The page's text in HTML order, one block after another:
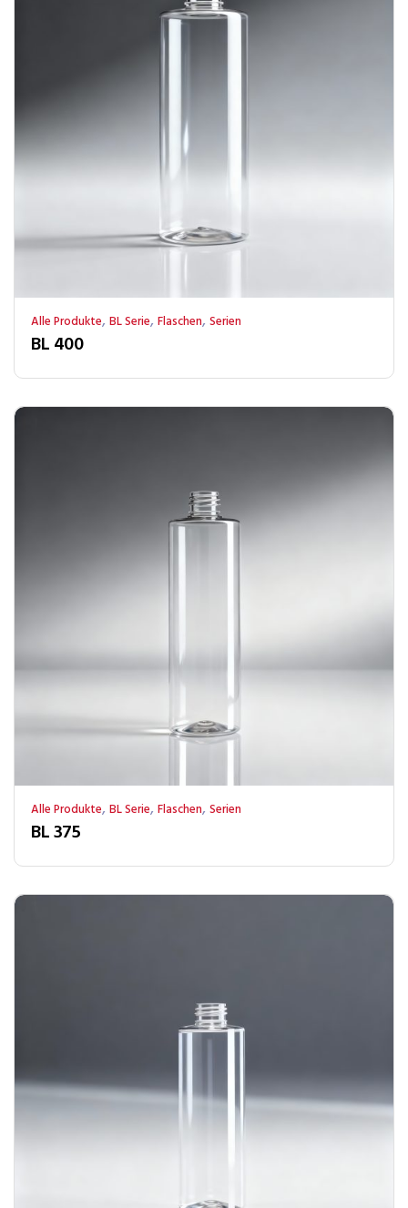
Alle Produkte, BL Serie, Flaschen, Serien
BL 400
Alle Produkte, BL Serie, Flaschen, Serien
BL 375